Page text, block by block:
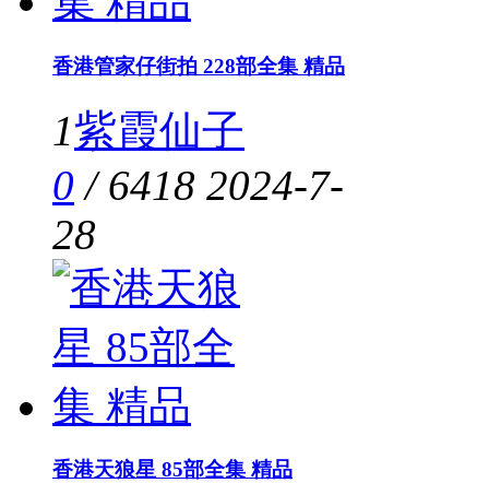
香港管家仔街拍 228部全集 精品
1紫霞仙子
0 /6418 2024-7-
28
香港天狼星 85部全集 精品